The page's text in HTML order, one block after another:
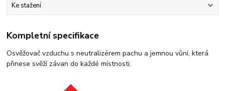
Ke stažení
Kompletní specifikace
Osvěžovač vzduchu s neutralizérem pachu a jemnou vůní, která
přinese svěží závan do každé místnosti.